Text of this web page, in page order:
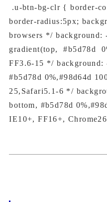
.u-btn-bg-clr { border-
border-radius:5px;
browsers */ background:
gradient(top, #b5d78d
FF3.6-15 */
#b5d78d 0%,#98d64d
25,Safari5.1-6 */
bottom, #b5d78d
IE10+, FF16+,